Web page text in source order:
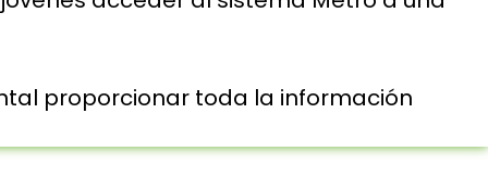
proporcionar toda la información